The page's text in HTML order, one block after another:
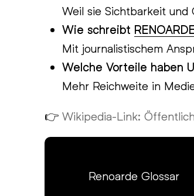
Weil sie Sichtbarkeit und
Wie schreibt
Mit journalistischem
Welche Vorteile haben
Mehr Reichweite in
👉Wikipedia-Link:
Renoarde Glossar